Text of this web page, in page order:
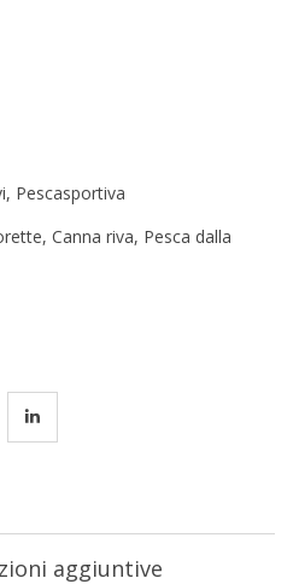
, Pescasportiva
, Canna riva, Pesca dalla
aggiuntive